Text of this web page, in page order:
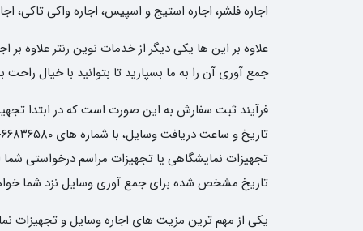
اجاره فلشر، اجاره استیج و اسپیس، اجاره واکی تاکی،
علاوه بر این ها یکی دیگر از خدمات نوین رنتر علاوه
جمع آوری آن را به ما بسپارید تا بتوانید با خیال
فرآیند ثبت سفارش به این صورت است که در ابتدا
تجهیزات نمایشگاهی یا تجهیزات مراسم درخواستی شما
تاریخ مشخص شده برای جمع آوری وسایل نزد شما
یکی از مهم ترین مزیت های اجاره وسایل و تجهیزات